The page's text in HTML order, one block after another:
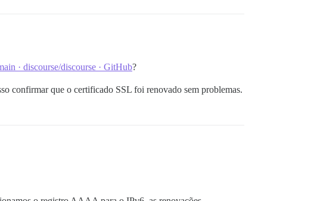
· discourse/discourse · GitHub?
confirmar que o certificado SSL foi renovado sem problemas.